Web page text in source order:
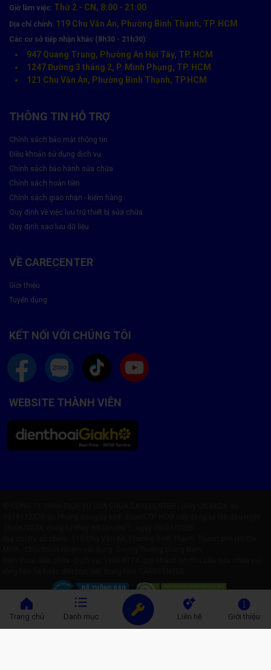
Trang chủ Danh mục Liên hệ Giới thiệu
Giờ làm việc: Thứ 2 - CN, 8:00 - 21:00
Địa chỉ chính: 119 Chu Văn An, Phường Bình Thạnh, TP. HCM
Các cơ sở tiếp nhận khác (8h30 - 21h30):
947 Quang Trung, Phường An Hội Tây, TP. HCM
1247 Đường 3 tháng 2, P. Minh Phụng, TP. HCM
121 Chu Văn An, Phường Bình Thạnh, TP.HCM
THÔNG TIN HỖ TRỢ
Chính sách bảo mật thông tin
Điều khoản sử dụng dịch vụ
Chính sách bảo hành sửa chữa
Chính sách hoàn tiền
Chính sách giao nhận - kiểm hàng
Quy định về việc lưu trữ thiết bị sửa chữa
Quy định sao lưu dữ liệu
VỀ CARECENTER
Giới thiệu
Tuyển dụng
KẾT NỐI VỚI CHÚNG TÔI
WEBSITE THÀNH VIÊN